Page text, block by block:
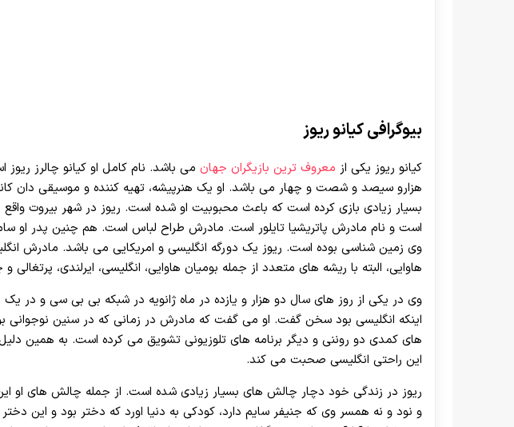
30 تا 50 درصد شارژ هدیه بیشتر فقط با ثبت نام در هات بت
بیوگرافی کیانو ریوز
کیانو ریوز یکی از معروف ترین بازیگران جهان می باشد. نام کامل او کیانو چالرز
هزارو سیصد و شصت و چهار می باشد. او یک هنرپیشه، تهیه کننده و موسیقی دان
بسیار زیادی بازی کرده است که باعث محبوبیت او شده است. ریوز در شهر بیروت واقع
است و نام مادرش پاتریشیا تایلور است. مادرش طراح لباس است. هم چنین پدر او
وی زمین شناسی بوده است. ریوز یک دورگه انگلیسی و امریکایی می باشد. مادرش
هاوایی، البته با ریشه های متعدد از جمله بومیان هاوایی، انگلیسی، ایرلندی،
وی در یکی از روز های سال دو هزار و یازده در ماه ژانویه در شبکه بی بی سی و در یک
اینکه انگلیسی بود سخن گفت. او می گفت که مادرش در زمانی که در سنین نوجوانی
های کمدی دو روننی و دیگر برنامه های تلوزیونی تشویق می کرده است. به همین دلیل
این راحتی انگلیسی صحبت می کند.
ریوز در زندگی خود دچار چالش های بسیار زیادی شده است. از جمله چالش های او
و نود و نه همسر وی که جنیفر سایم دارد، کودکی به دنیا اورد که دختر بود و این دختر